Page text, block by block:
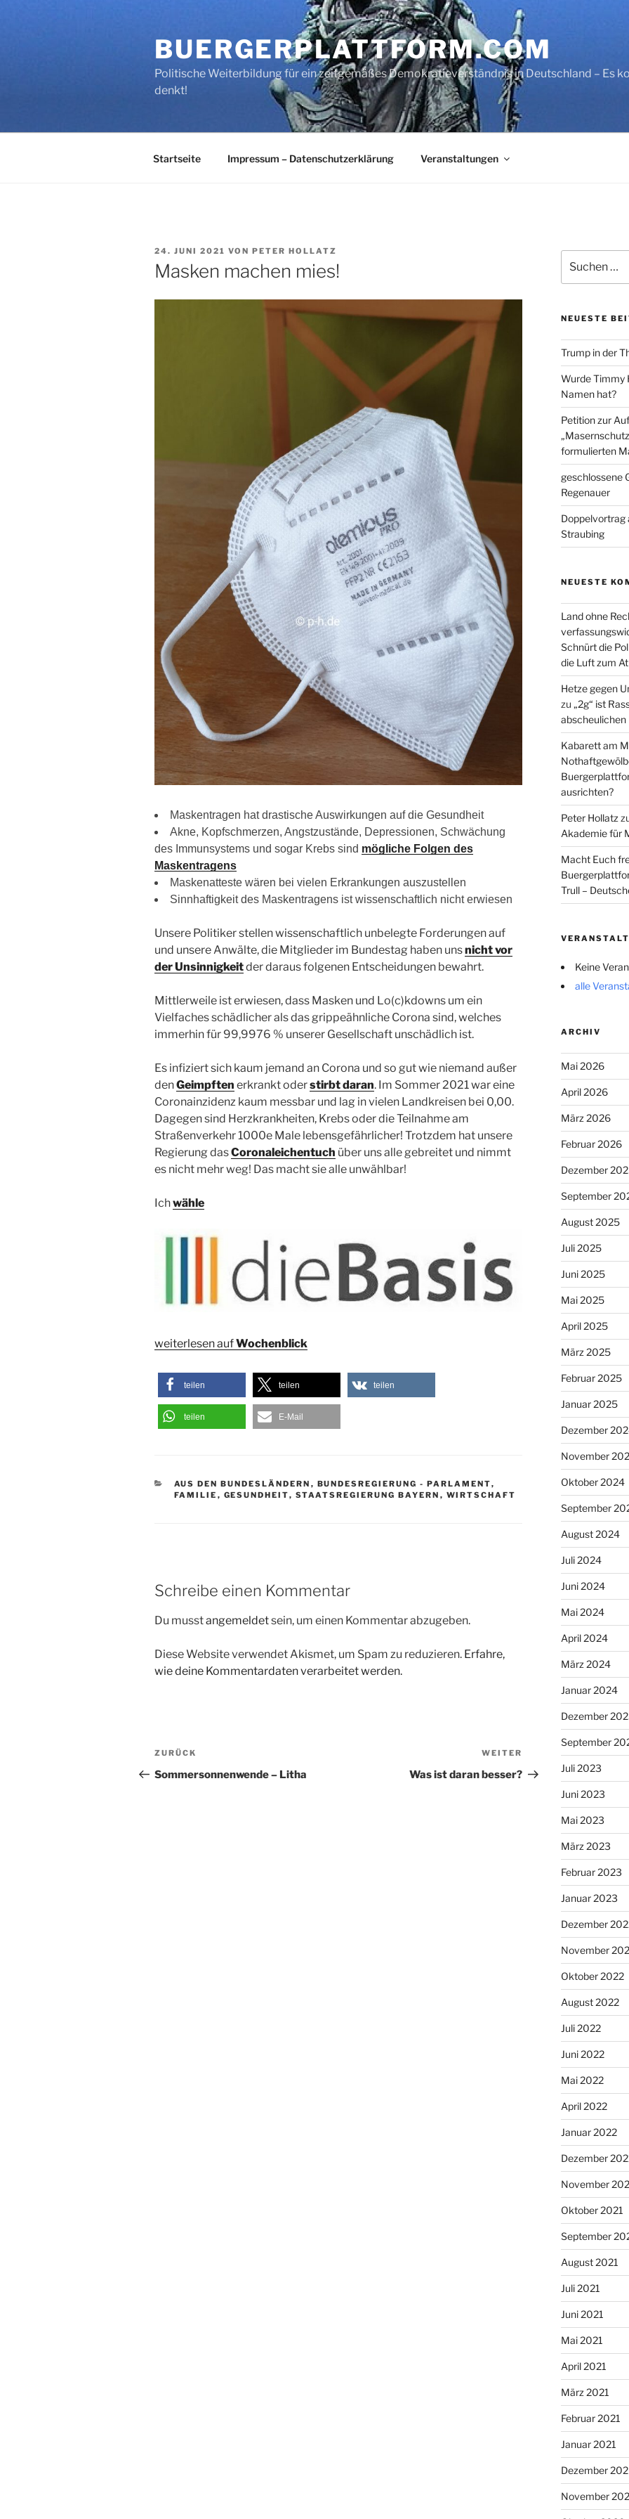
BUERGERPLATTFORM.COM
Politische Weiterbildung für ein zeitgemäßes Demokratieverständnis in Deutschland – Es
denkt!
Startseite Impressum – Datenschutzerklärung Veranstaltungen
VERÖFFENTLICHT
AM
24. JUNI 2021 VON PETER HOLLATZ
Masken machen mies!
Maskentragen hat drastische Auswirkungen auf die Gesundheit
Akne, Kopfschmerzen, Angstzustände, Depressionen, Schwächung
des Immunsystems und sogar Krebs sind mögliche Folgen des
Maskentragens
Maskenatteste wären bei vielen Erkrankungen auszustellen
Sinnhaftigkeit des Maskentragens ist wissenschaftlich nicht erwiesen
Unsere Politiker stellen wissenschaftlich unbelegte Forderungen auf
und unsere Anwälte, die Mitglieder im Bundestag haben unsnicht vor
der Unsinnigkeitder daraus folgenen Entscheidungen bewahrt.
Mittlerweile ist erwiesen, dass Masken und Lo(c)kdowns um ein
Vielfaches schädlicher als das grippeähnliche Corona sind, welches
immerhin für 99,9976 % unserer Gesellschaft unschädlich ist.
Es infiziert sich kaum jemand an Corona und so gut wie niemand außer
denGeimpften erkrankt oderstirbt daran. Im Sommer 2021 war eine
Coronainzidenz kaum messbar und lag in vielen Landkreisen bei 0,00.
Dagegen sind Herzkrankheiten, Krebs oder die Teilnahme am
Straßenverkehr 1000e Male lebensgefährlicher! Trotzdem hat unsere
Regierung dasCoronaleichentuch über uns alle gebreitet und nimmt
es nicht mehr weg! Das macht sie alle unwählbar!
Ichwähle
weiterlesen aufWochenblick
teilen teilen teilen
teilen E-Mail
KATEGORIEN
AUS DEN BUNDESLÄNDERN , BUNDESREGIERUNG - PARLAMENT,
FAMILIE , GESUNDHEIT, STAATSREGIERUNG BAYERN , WIRTSCHAFT
Schreibe einen Kommentar
Du musstangemeldetsein, um einen Kommentar abzugeben.
Diese Website verwendet Akismet, um Spam zu reduzieren. Erfahre,
wie deine Kommentardaten verarbeitet werden.
Beitragsnavigation
Vorheriger
Beitrag
ZURÜCK
Sommersonnenwende – Litha
Nächster
Beitrag
WEITER
Was ist daran besser?
nach:
NEUESTE
Trump in der
Wurde Timmy
Namen hat?
Petition zur
formulierten
geschlossene
Regenauer
Doppelvortrag
Straubing
NEUESTE
Land ohne
Schnürt die
die Luft zum
Hetze gegen
zu „2g“ ist
abscheulichen
Kabarett am
ausrichten?
Peter Hollatz
Akademie für
Macht Euch
Trull –
Keine
alle
ARCHIV
Mai 2026
April 2026
März 2026
Februar 2026
Dezember
September
August 2025
Juli 2025
Juni 2025
Mai 2025
April 2025
März 2025
Februar 2025
Januar 2025
Dezember
November
Oktober 2024
September
August 2024
Juli 2024
Juni 2024
Mai 2024
April 2024
März 2024
Januar 2024
Dezember
September
Juli 2023
Juni 2023
Mai 2023
März 2023
Februar 2023
Januar 2023
Dezember
November
Oktober 2022
August 2022
Juli 2022
Juni 2022
Mai 2022
April 2022
Januar 2022
Dezember
November
Oktober 2021
September
August 2021
Juli 2021
Juni 2021
Mai 2021
April 2021
März 2021
Februar 2021
Januar 2021
Dezember
November